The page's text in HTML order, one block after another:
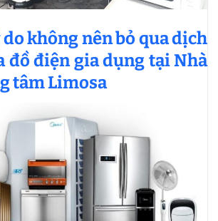
không nên bỏ qua dịch
đồ điện gia dụng tại Nhà
tâm Limosa